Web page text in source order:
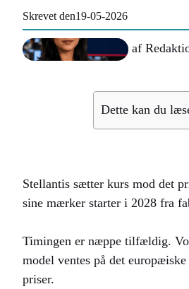
Skrevet den19-05-2026
af
Dette kan du
Stellantis sætter kurs mod det
sine mærker starter i 2028 fra
Timingen er næppe tilfældig.
model ventes på det
priser.